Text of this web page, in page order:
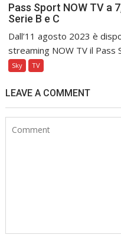
Pass Sport NOW TV a
Serie B e C
Dall’11 agosto 2023 è
streaming NOW TV il Pass
Sky TV
LEAVE A COMMENT